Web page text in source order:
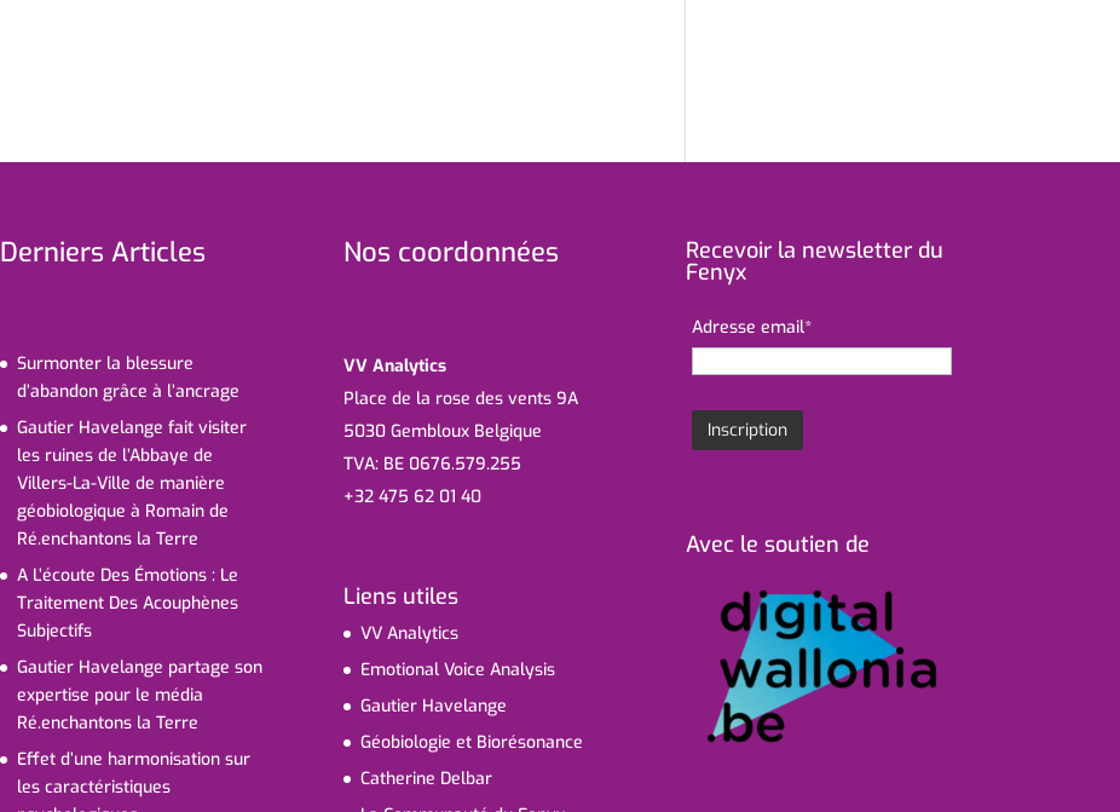
Derniers Articles
Surmonter la blessure
d’abandon grâce à l’ancrage
Gautier Havelange fait visiter
les ruines de l’Abbaye de
Villers-La-Ville de manière
géobiologique à Romain de
Ré.enchantons la Terre
A L’écoute Des Émotions : Le
Traitement Des Acouphènes
Subjectifs
Gautier Havelange partage son
expertise pour le média
Ré.enchantons la Terre
Effet d’une harmonisation sur
les caractéristiques
Nos coordonnées
VV Analytics
Place de la rose des vents 9A
5030 Gembloux Belgique
TVA: BE 0676.579.255
+32 475 62 01 40
Liens utiles
VV Analytics
Emotional Voice Analysis
Gautier Havelange
Géobiologie et Biorésonance
Catherine Delbar
Recevoir la newsletter du
Fenyx
Adresse email*
Avec le soutien de